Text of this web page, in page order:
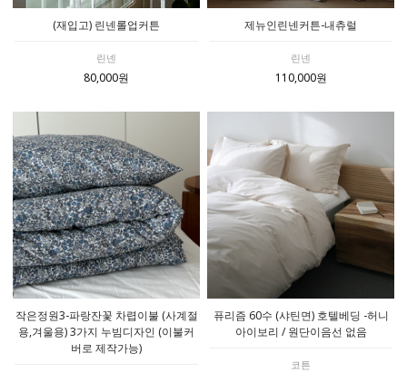
(재입고) 린넨롤업커튼
린넨
80,000원
제뉴인린넨커튼-내츄럴
린넨
110,000원
작은정원3-파랑잔꽃 차렵이불 (사계절
용,겨울용) 3가지 누빔디자인 (이불커
버로 제작가능)
퓨리즘 60수 (샤틴면) 호텔베딩 -허니
아이보리 / 원단이음선 없음
코튼